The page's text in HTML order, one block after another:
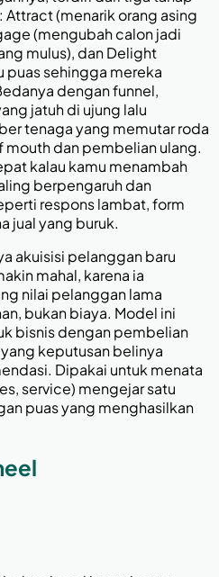
(menarik orang asing
(mengubah calon jadi
mulus), dan Delight
sehingga mereka
dengan funnel,
jatuh di ujung lalu
tenaga yang memutar roda
mouth dan pembelian ulang.
kalau kamu menambah
berpengaruh dan
respons lambat, form
jual yang buruk.
akuisisi pelanggan baru
mahal, karena ia
nilai pelanggan lama
bukan biaya. Model ini
bisnis dengan pembelian
keputusan belinya
Dipakai untuk menata
service) mengejar satu
puas yang menghasilkan